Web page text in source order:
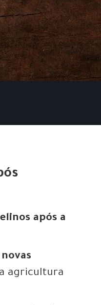
após a
agricultura